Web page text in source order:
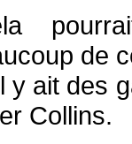
de
y ait des
Collins.